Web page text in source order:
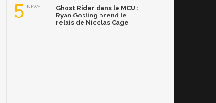
5 NEWS
Ghost Rider dans le MCU :
Ryan Gosling prend le
relais de Nicolas Cage